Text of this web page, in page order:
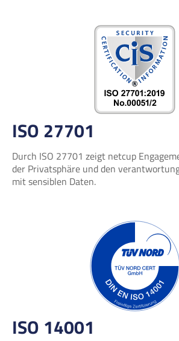
ISO 27701
Durch ISO 27701 zeigt netcup
der Privatsphäre und den
mit sensiblen Daten.
ISO 14001